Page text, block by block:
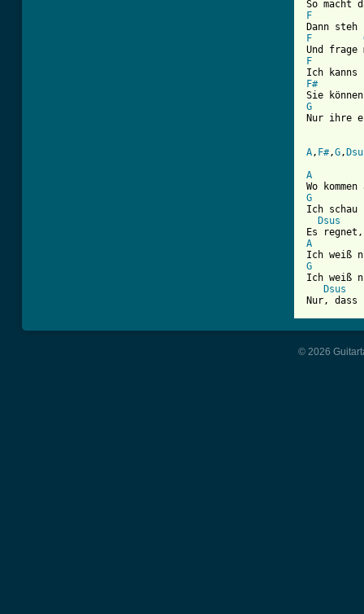
F
F
F
F#
G
Nur ihre
A, F#,G,
A
G
Ich schau
Dsus
A
G
Ich weiß
Dsus
Nur,
© 2026